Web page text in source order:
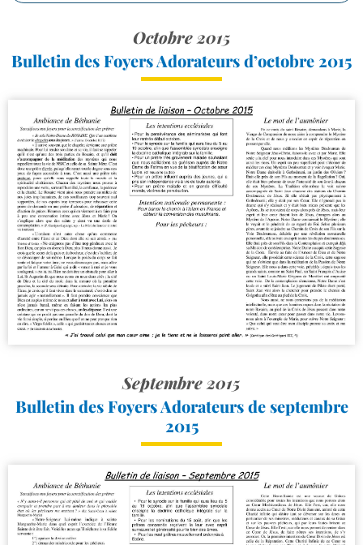
Octobre 2015
Bulletin des Foyers Adorateurs d’octobre 2015
Septembre 2015
Bulletin des Foyers Adorateurs de septembre
2015